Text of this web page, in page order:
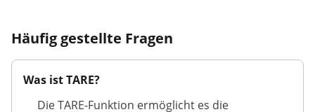
Häufig gestellte Fragen
Was ist TARE?
Die TARE-Funktion ermöglicht es die